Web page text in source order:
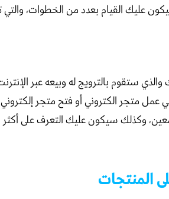
عليك القيام بعدد من الخطوات،
ستقوم بالترويج له وبيعه عبر
عمل متجر الكتروني أو فتح متجر
وكذلك سيكون عليك التعرف على أكثر